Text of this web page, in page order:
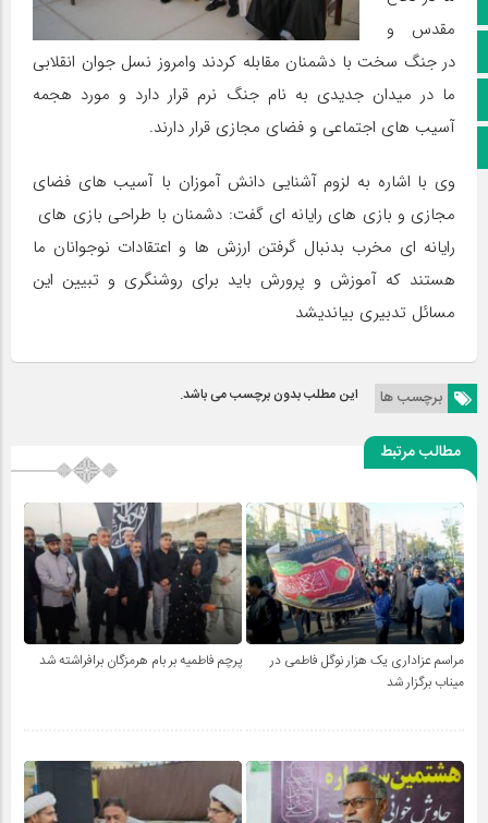
پخش زنده
مقدس و
در جنگ سخت با دشمنان مقابله کردند وامروز نسل جوان انقلابی
ما در میدان جدیدی به نام جنگ نرم قرار دارد و مورد هجمه
آسیب های اجتماعی و فضای مجازی قرار دارند.
وی با اشاره به لزوم آشنایی دانش آموزان با آسیب های فضای
مجازی و بازی های رایانه ای گفت: دشمنان با طراحی بازی های
رایانه ای مخرب بدنبال گرفتن ارزش ها و اعتقادات نوجوانان ما
هستند که آموزش و پرورش باید برای روشنگری و تبیین این
مسائل تدبیری بیاندیشد
برچسب ها این مطلب بدون برچسب می باشد.
مطالب مرتبط
مراسم عزاداری یک هزار نوگل فاطمی در
میناب برگزار شد
پرچم فاطمیه بر بام هرمزگان برافراشته شد